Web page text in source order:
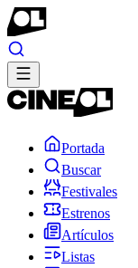
Portada
Buscar
Festivales
Estrenos
Artículos
Listas